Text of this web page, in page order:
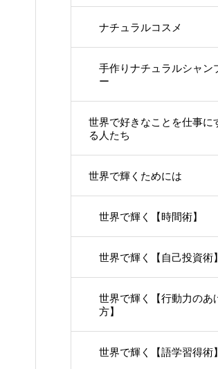
ナチュラルコスメ
手作りナチュラルシャン
ー
世界で好きなことを仕事に
る人たち
世界で輝くためには
世界で輝く【時間術】
世界で輝く【自己投資術】
世界で輝く【行動力のあ
方】
世界で輝く【語学習得術】